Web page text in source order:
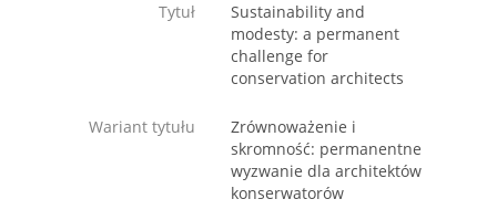
Tytuł
Sustainability and
modesty: a permanent
challenge for
conservation architects
Wariant tytułu
Zrównoważenie i
skromność: permanentne
wyzwanie dla architektów
konserwatorów